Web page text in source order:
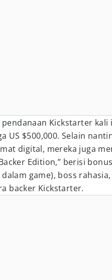
Kickstarter kali
US $500,000. Selain
digital, mereka juga
Edition,” berisi
game), boss
backer Kickstarter.